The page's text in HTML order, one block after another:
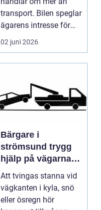
transport. Bilen speglar
ägarens intresse för
teknik, histo...
02 juni 2026
Bärgare i
strömsund trygg
hjälp på vägarna
året runt
Att tvingas stanna vid
vägkanten i kyla, snö
eller ösregn hör